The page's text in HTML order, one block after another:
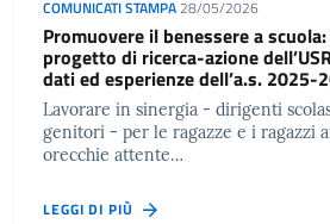
COMUNICATI STAMPA 28/05/2026
Promuovere il benessere a
progetto di ricerca-azione
dati ed esperienze dell’a.s. 2025-
Lavorare in sinergia - dirigenti
genitori - per le ragazze e i ragazzi
orecchie attente…
LEGGI DI PIÙ